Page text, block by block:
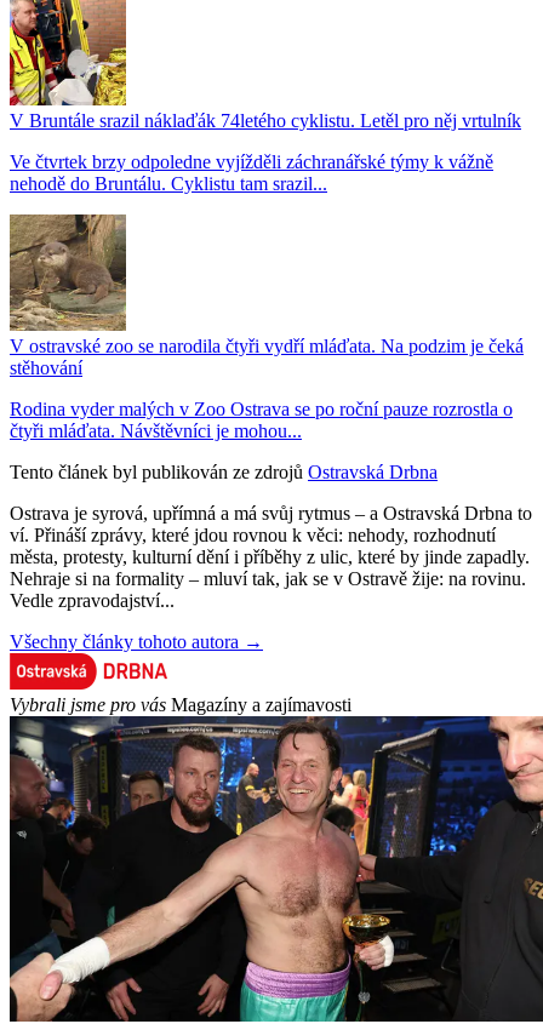
V Bruntále srazil náklaďák 74letého cyklistu. Letěl pro něj vrtulník
Ve čtvrtek brzy odpoledne vyjížděli záchranářské týmy k vážně
nehodě do Bruntálu. Cyklistu tam srazil...
V ostravské zoo se narodila čtyři vydří mláďata. Na podzim je čeká
stěhování
Rodina vyder malých v Zoo Ostrava se po roční pauze rozrostla o
čtyři mláďata. Návštěvníci je mohou...
Tento článek byl publikován ze zdrojů Ostravská Drbna
Ostrava je syrová, upřímná a má svůj rytmus – a Ostravská Drbna to
ví. Přináší zprávy, které jdou rovnou k věci: nehody, rozhodnutí
města, protesty, kulturní dění i příběhy z ulic, které by jinde zapadly.
Nehraje si na formality – mluví tak, jak se v Ostravě žije: na rovinu.
Vedle zpravodajství...
Všechny články tohoto autora →
Vybrali jsme pro vás Magazíny a zajímavosti